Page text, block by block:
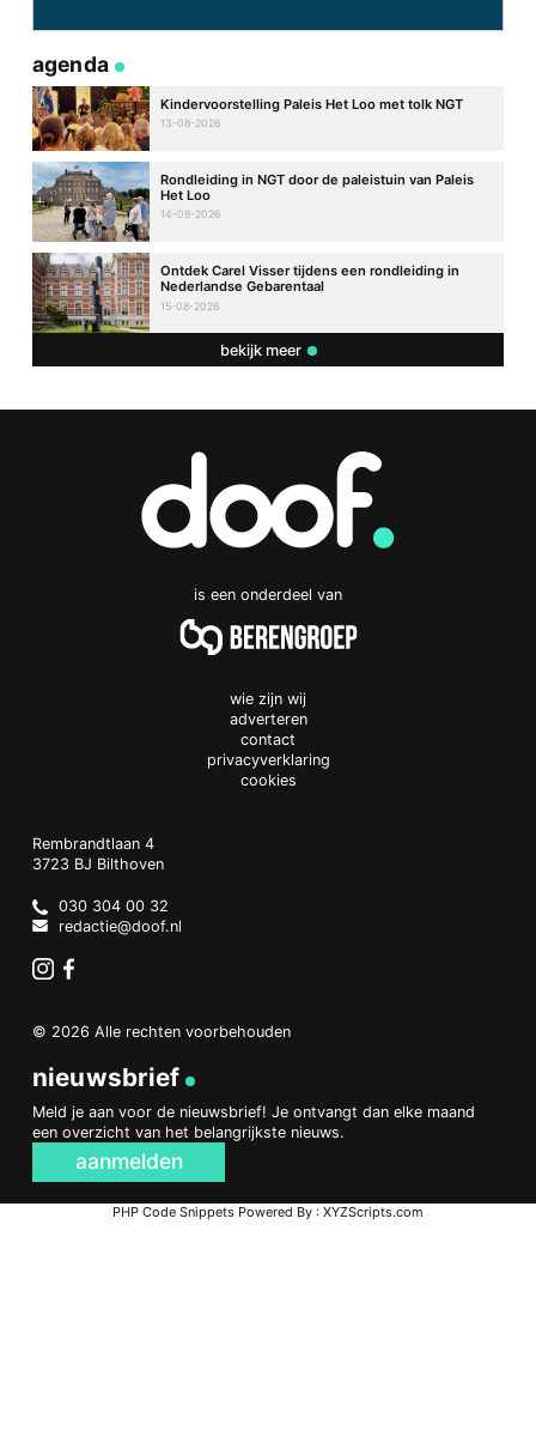
agenda
Kindervoorstelling Paleis Het Loo met tolk NGT
13-08-2026
Rondleiding in NGT door de paleistuin van Paleis
Het Loo
14-08-2026
Ontdek Carel Visser tijdens een rondleiding in
Nederlandse Gebarentaal
15-08-2026
bekijk meer
is een onderdeel van
wie zijn wij
adverteren
contact
privacyverklaring
cookies
Doof.nl
work
Rembrandtlaan 4
3723 BJ Bilthoven
Netherlands
030 304 00 32
redactie@doof.nl
© 2026 Alle rechten voorbehouden
nieuwsbrief
Meld je aan voor de nieuwsbrief! Je ontvangt dan elke maand
een overzicht van het belangrijkste nieuws.
aanmelden
PHP Code Snippets Powered By : XYZScripts.com